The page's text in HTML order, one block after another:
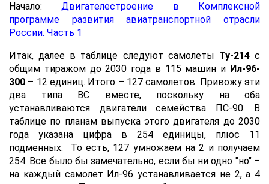
Начало:Двигателестроение в Комплексной
программе развития авиатранспортной отрасли
России. Часть 1
Итак, далее в таблице следуют самолеты Ту-214с
общим тиражом до 2030 года в 115 машин и Ил-96-
300 – 12 единиц. Итого – 127 самолетов. Привожу эти
два типа ВС вместе, поскольку на оба
устанавливаются двигатели семейства ПС-90. В
таблице по планам выпуска этого двигателя до 2030
года указана цифра в 254 единицы, плюс 11
подменных. То есть, 127 умножаем на 2 и получаем
254. Все было бы замечательно, если бы ни одно "но" –
на каждый самолет Ил-96 устанавливается не 2, а 4